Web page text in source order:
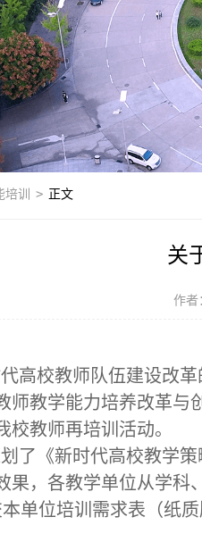
培训 > 正文
关
作者
高校教师队伍建设改
师教学能力培养改革
教师再培训活动。
了《新时代高校教学
果，各教学单位从学
本单位培训需求表（纸